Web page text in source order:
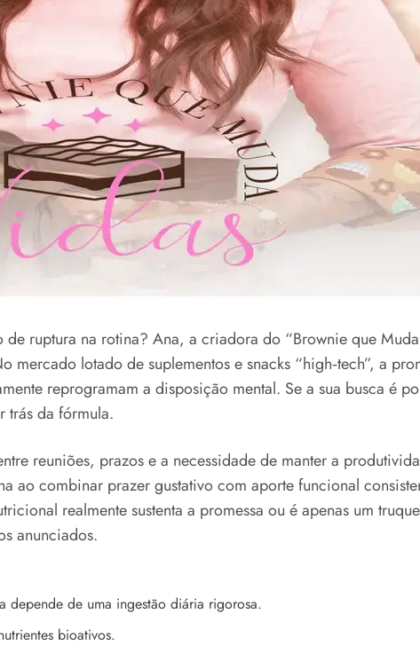
ruptura na rotina? Ana, a criadora do “Brownie que
lotado de suplementos e snacks “high‑tech”, a
reprogramam a disposição mental. Se a sua busca é
trás da fórmula.
reuniões, prazos e a necessidade de manter a
ao combinar prazer gustativo com aporte funcional
realmente sustenta a promessa ou é apenas um
anunciados.
depende de uma ingestão diária rigorosa.
bioativos.